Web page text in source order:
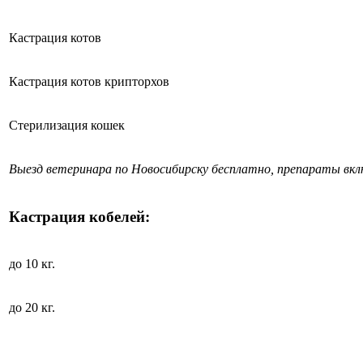
Кастрация котов
Кастрация котов крипторхов
Стерилизация кошек
Выезд ветеринара по Новосибирску бесплатно, препараты
Кастрация кобелей:
до 10 кг.
до 20 кг.